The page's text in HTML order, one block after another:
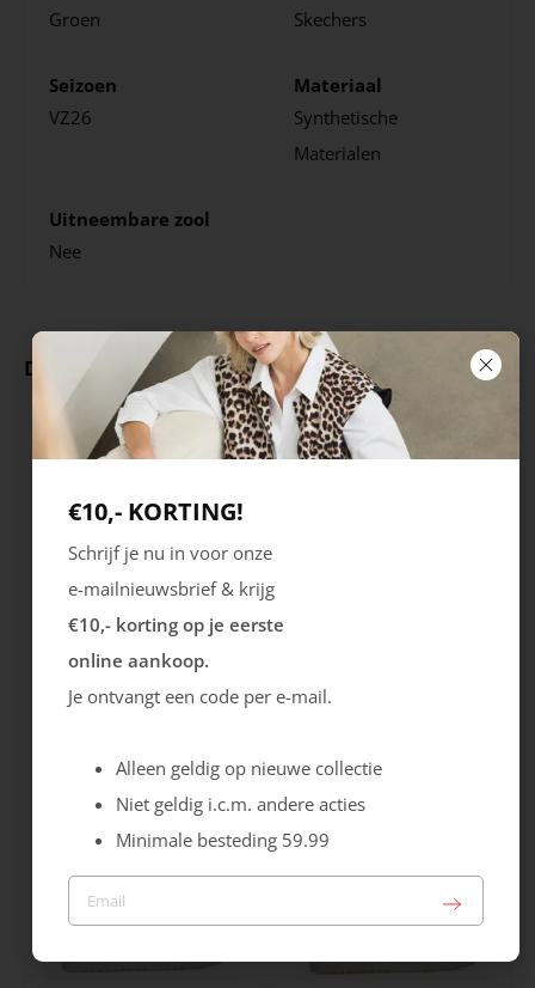
Groen
Skechers
Seizoen
VZ26
Materiaal
Synthetische
Materialen
Uitneembare zool
Nee
Deze producten ga je leuk vinden
City Stride
€10,- KORTING!
Schrijf je nu in voor onze
e-mailnieuwsbrief & krijg
€10,- korting op je eerste
online aankoop.
Je ontvangt een code per e-mail.
Alleen geldig op nieuwe collectie
Niet geldig i.c.m. andere acties
Minimale besteding 59.99